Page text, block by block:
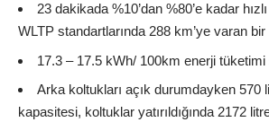
23 dakikada %10’dan %80’e kadar
WLTP standartlarında 288 km’ye varan
17.3 – 17.5 kWh/ 100km enerji
Arka koltukları açık durumdayken 570
kapasitesi, koltuklar yatırıldığında 2172